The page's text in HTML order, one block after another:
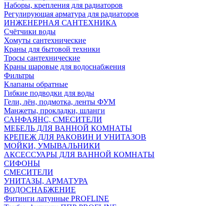
Наборы, крепления для радиаторов
Регулирующая арматура для радиаторов
ИНЖЕНЕРНАЯ САНТЕХНИКА
Счётчики воды
Хомуты сантехнические
Краны для бытовой техники
Тросы сантехнические
Краны шаровые для водоснабжения
Фильтры
Клапаны обратные
Гибкие подводки для воды
Гели, лён, подмотка, ленты ФУМ
Манжеты, прокладки, шланги
САНФАЯНС, СМЕСИТЕЛИ
МЕБЕЛЬ ДЛЯ ВАННОЙ КОМНАТЫ
КРЕПЕЖ ДЛЯ РАКОВИН И УНИТАЗОВ
МОЙКИ, УМЫВАЛЬНИКИ
АКСЕССУАРЫ ДЛЯ ВАННОЙ КОМНАТЫ
СИФОНЫ
СМЕСИТЕЛИ
УНИТАЗЫ, АРМАТУРА
ВОДОСНАБЖЕНИЕ
Фитинги латунные PROFLINE